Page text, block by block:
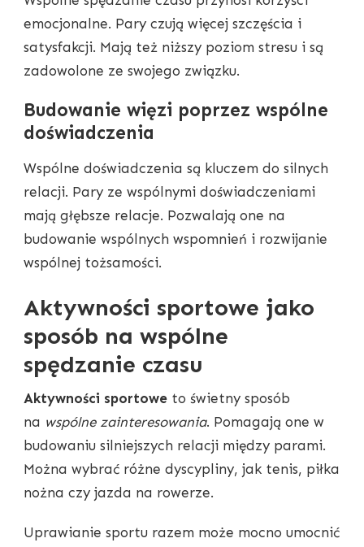
emocjonalne. Pary czują więcej szczęścia i
satysfakcji. Mają też niższy poziom stresu i są
zadowolone ze swojego związku.
Budowanie więzi poprzez wspólne
doświadczenia
Wspólne doświadczenia są kluczem do silnych
relacji. Pary ze wspólnymi doświadczeniami
mają głębsze relacje. Pozwalają one na
budowanie wspólnych wspomnień i rozwijanie
wspólnej tożsamości.
Aktywności sportowe jako
sposób na wspólne
spędzanie czasu
Aktywności sportowe to świetny sposób
na wspólne zainteresowania. Pomagają one w
budowaniu silniejszych relacji między parami.
Można wybrać różne dyscypliny, jak tenis, piłka
nożna czy jazda na rowerze.
Uprawianie sportu razem może mocno umocnić